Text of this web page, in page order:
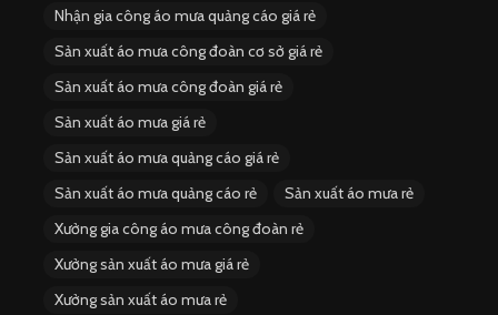
Nhận gia công áo mưa quảng cáo giá rẻ
Sản xuất áo mưa công đoàn cơ sở giá rẻ
Sản xuất áo mưa công đoàn giá rẻ
Sản xuất áo mưa giá rẻ
Sản xuất áo mưa quảng cáo giá rẻ
Sản xuất áo mưa quảng cáo rẻ
Sản xuất áo mưa rẻ
Xưởng gia công áo mưa công đoàn rẻ
Xưởng sản xuất áo mưa giá rẻ
Xưởng sản xuất áo mưa rẻ